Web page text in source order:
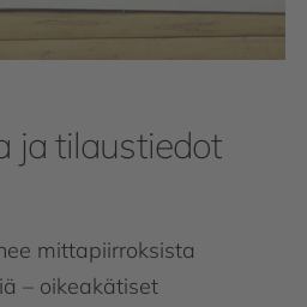
ja tilaustiedot
mittapiirroksista
– oikeakätiset